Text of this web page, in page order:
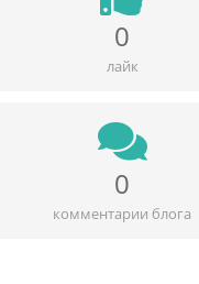
0
лайк
0
комментарии блога